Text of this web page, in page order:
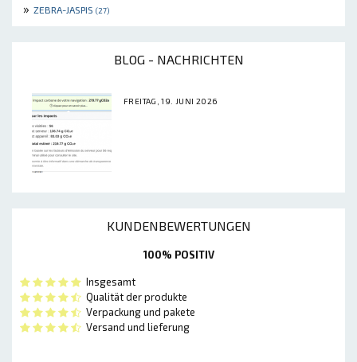
» ZEBRA-JASPIS (27)
BLOG - NACHRICHTEN
FREITAG, 19. JUNI 2026
KUNDENBEWERTUNGEN
100% POSITIV
Insgesamt
Qualität der produkte
Verpackung und pakete
Versand und lieferung